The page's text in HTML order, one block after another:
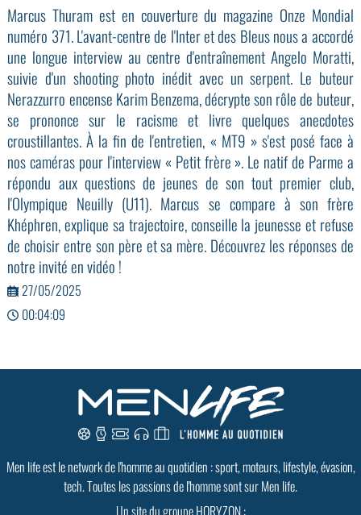
Marcus Thuram est en couverture du magazine Onze Mondial
numéro 371. L'avant-centre de l'Inter et des Bleus nous a accordé
une longue interview au centre d'entraînement Angelo Moratti,
suivie d'un shooting photo inédit avec un serpent. Le buteur
Nerazzurro encense Karim Benzema, décrypte son rôle de buteur,
se prononce sur le racisme et livre quelques anecdotes
croustillantes. À la fin de l'entretien, « MT9 » s'est posé face à
nos caméras pour l'interview « Petit frère ». Le natif de Parme a
répondu aux questions de jeunes de son tout premier club,
l'Olympique Neuilly (U11). Marcus se compare à son frère
Khéphren, explique sa trajectoire, conseille la jeunesse et refuse
de choisir entre son père et sa mère. Découvrez les réponses de
notre invité en vidéo !
27/05/2025
00:04:09
Men life est le network de l'homme au quotidien : sport, moteurs, lifestyle, évasion,
tech. Toutes les passions de l'homme sont sur Men life.